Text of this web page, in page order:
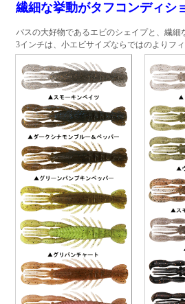
繊細な挙動がタフコンディシ
バスの大好物であるエビのシェイプと、繊細
3インチは、小エビサイズならではのよりフ